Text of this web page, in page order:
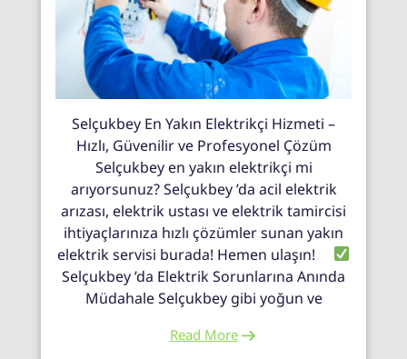
Selçukbey En Yakın Elektrikçi Hizmeti –
Hızlı, Güvenilir ve Profesyonel Çözüm
Selçukbey en yakın elektrikçi mi
arıyorsunuz? Selçukbey ’da acil elektrik
arızası, elektrik ustası ve elektrik tamircisi
ihtiyaçlarınıza hızlı çözümler sunan yakın
elektrik servisi burada! Hemen ulaşın!
Selçukbey ’da Elektrik Sorunlarına Anında
Müdahale Selçukbey gibi yoğun ve
Read More